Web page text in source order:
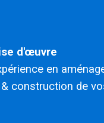
d'œuvre
en
construction de